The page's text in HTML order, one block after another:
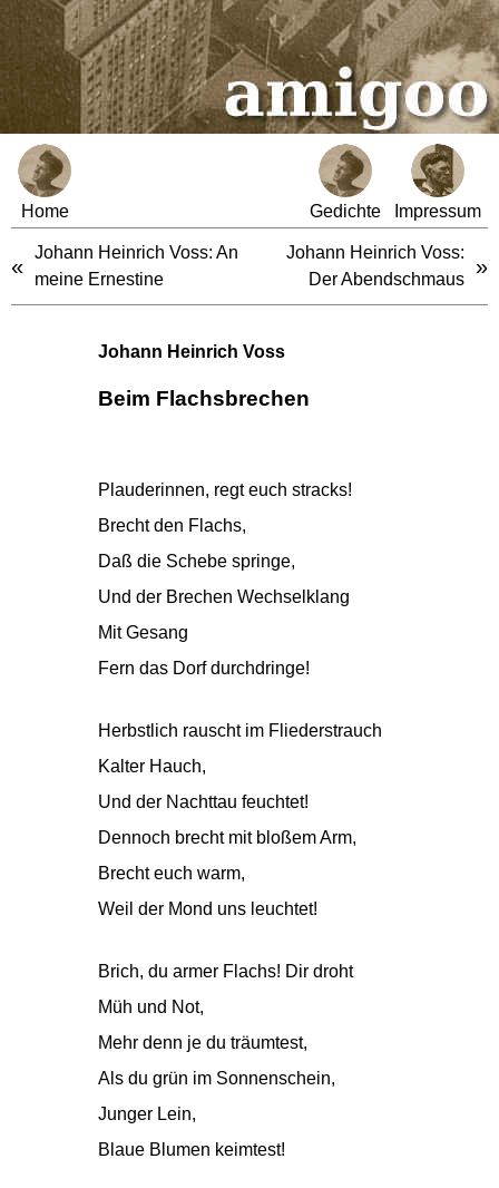
Home Gedichte Impressum
«
Johann Heinrich Voss: An
meine Ernestine
Johann Heinrich Voss:
Der Abendschmaus
»
Johann Heinrich Voss
Beim Flachsbrechen
Plauderinnen, regt euch stracks!
Brecht den Flachs,
Daß die Schebe springe,
Und der Brechen Wechselklang
Mit Gesang
Fern das Dorf durchdringe!
Herbstlich rauscht im Fliederstrauch
Kalter Hauch,
Und der Nachttau feuchtet!
Dennoch brecht mit bloßem Arm,
Brecht euch warm,
Weil der Mond uns leuchtet!
Brich, du armer Flachs! Dir droht
Müh und Not,
Mehr denn je du träumtest,
Als du grün im Sonnenschein,
Junger Lein,
Blaue Blumen keimtest!